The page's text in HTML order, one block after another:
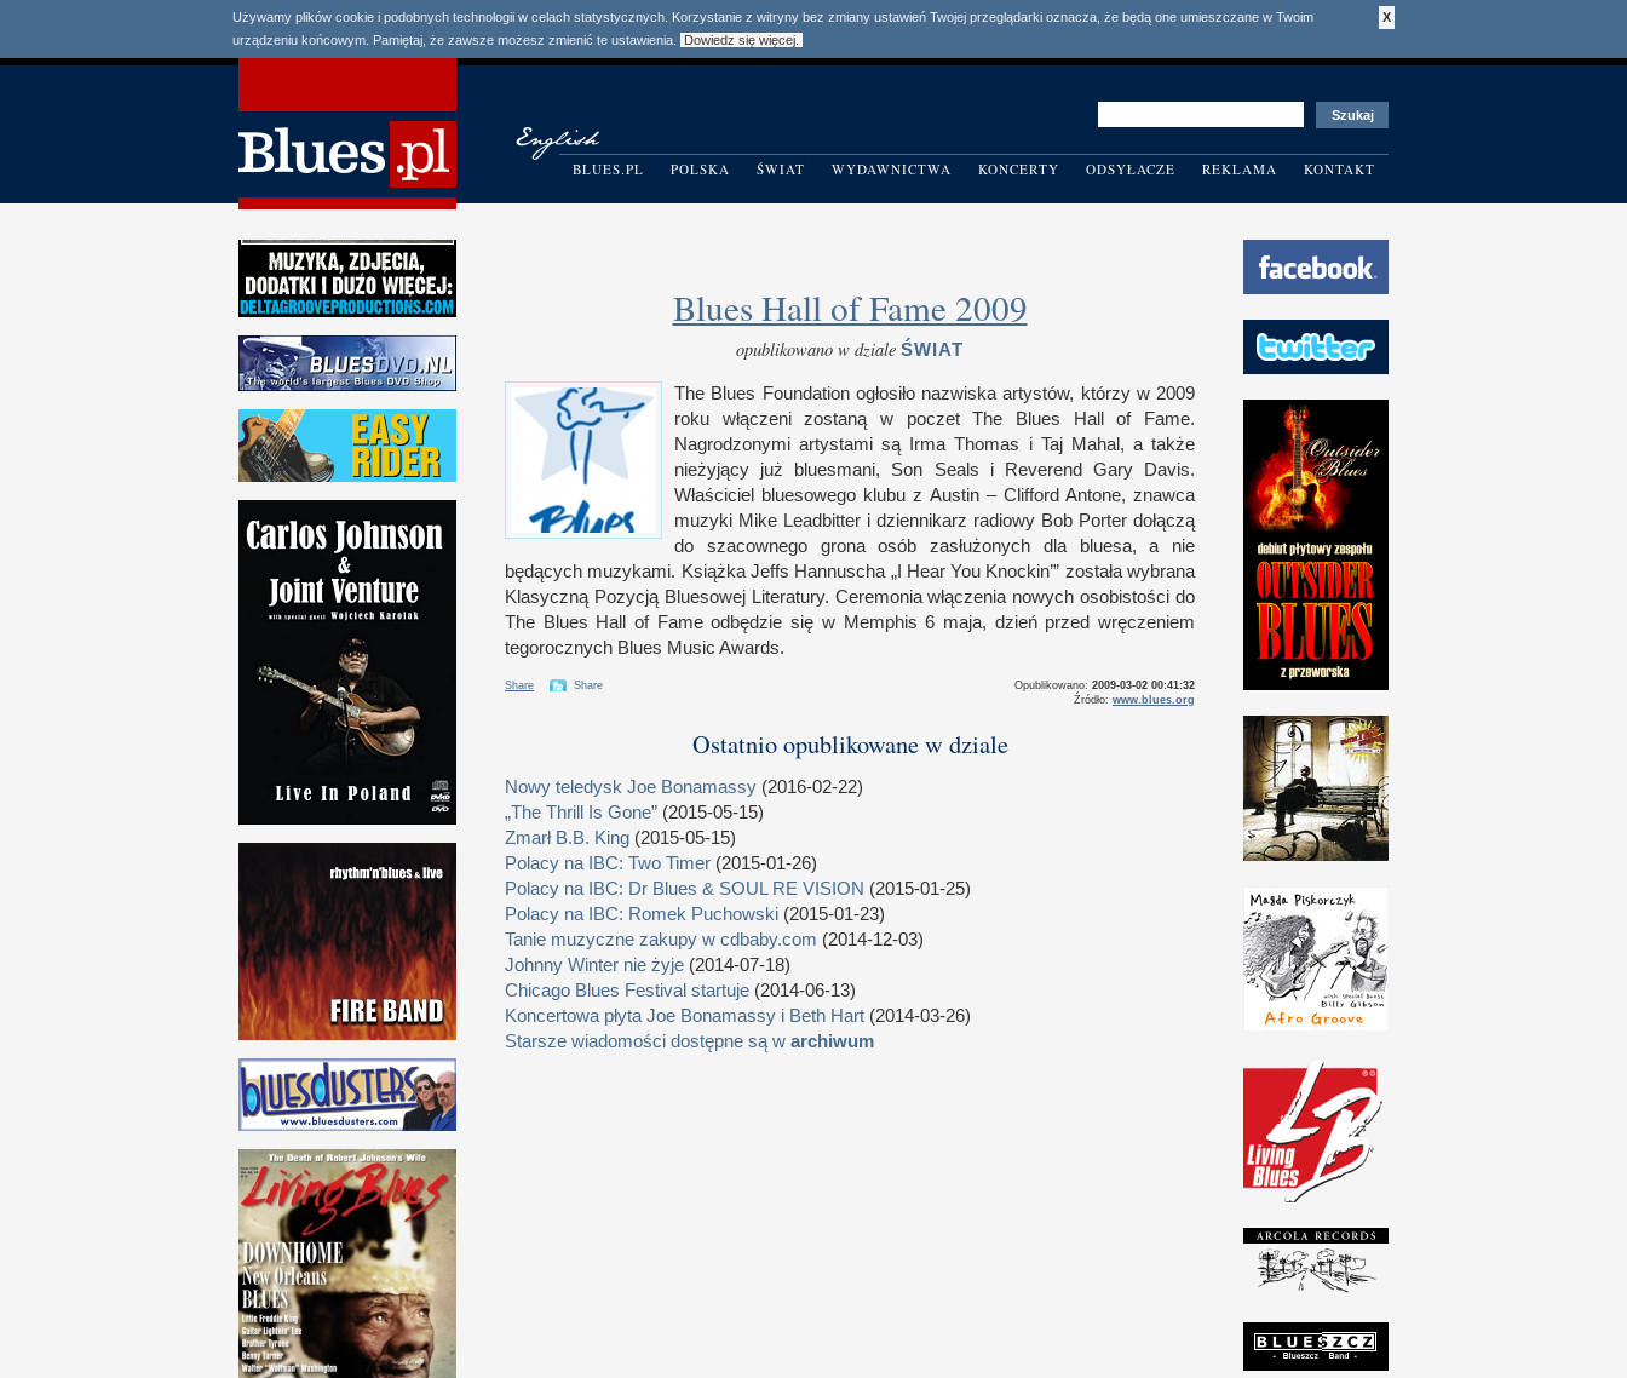
X
Używamy plików cookie i podobnych technologii w celach statystycznych. Korzystanie z witryny bez zmiany ustawień Twojej przeglądarki oznacza, że będą one umieszczane w Twoim
urządzeniu końcowym. Pamiętaj, że zawsze możesz zmienić te ustawienia.
Dowiedz się więcej.
BLUES.PL POLSKA ŚWIAT WYDAWNICTWA KONCERTY ODSYŁACZE REKLAMA KONTAKT
Blues Hall of Fame 2009
opublikowano w dziale ŚWIAT
The Blues Foundation ogłosiło nazwiska artystów, którzy w 2009
roku włączeni zostaną w poczet The Blues Hall of Fame.
Nagrodzonymi artystami są Irma Thomas i Taj Mahal, a także
nieżyjący już bluesmani, Son Seals i Reverend Gary Davis.
Właściciel bluesowego klubuz Austin – Clifford Antone, znawca
muzyki Mike Leadbitter i dziennikarz radiowy Bob Porter dołączą
do szacownego grona osób zasłużonych dla bluesa,a nie
będących muzykami. Książka Jeffs Hannuscha „I Hear You Knockin’” została wybrana
Klasyczną Pozycją Bluesowej Literatury. Ceremonia włączenia nowych osobistości do
The Blues Hall of Fame odbędzie się w Memphis6 maja, dzień przed wręczeniem
tegorocznych Blues Music Awards.
Share Share Opublikowano: 2009-03-02 00:41:32
Źródło: www.blues.org
Ostatnio opublikowane w dziale
Nowy teledysk Joe Bonamassy (2016-02-22)
„The Thrill Is Gone” (2015-05-15)
Zmarł B.B. King (2015-05-15)
Polacy na IBC: Two Timer (2015-01-26)
Polacy na IBC: Dr Blues & SOUL RE VISION (2015-01-25)
Polacy na IBC: Romek Puchowski (2015-01-23)
Tanie muzyczne zakupy w cdbaby.com (2014-12-03)
Johnny Winter nie żyje (2014-07-18)
Chicago Blues Festival startuje (2014-06-13)
Koncertowa płyta Joe Bonamassy i Beth Hart (2014-03-26)
Starsze wiadomości dostępne są w archiwum